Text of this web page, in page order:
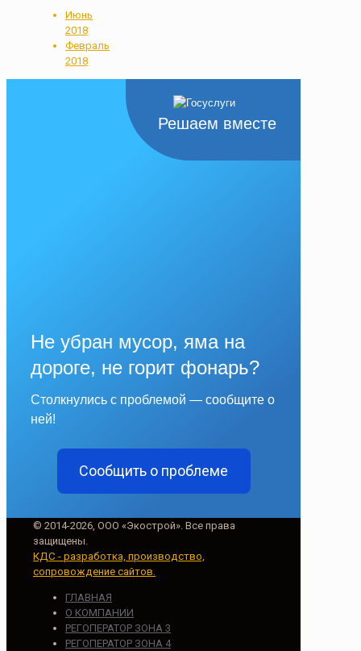
Июнь
2018
Февраль
2018
Решаем вместе
Не убран мусор, яма на
дороге, не горит фонарь?
Столкнулись с проблемой — сообщите о
ней!
Сообщить о проблеме
© 2014-2026, ООО «Экострой». Все права
защищены.
КДС - разработка, производство,
сопровождение сайтов.
ГЛАВНАЯ
О КОМПАНИИ
РЕГОПЕРАТОР ЗОНА 3
РЕГОПЕРАТОР ЗОНА 4